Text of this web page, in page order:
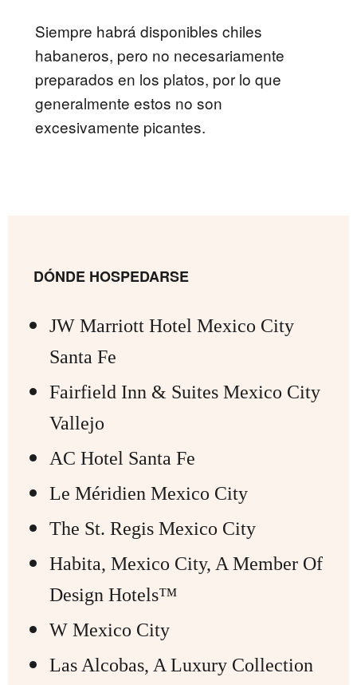
Siempre habrá disponibles chiles
habaneros, pero no necesariamente
preparados en los platos, por lo que
generalmente estos no son
excesivamente picantes.
DÓNDE HOSPEDARSE
JW Marriott Hotel Mexico City
Santa Fe
Fairfield Inn & Suites Mexico City
Vallejo
AC Hotel Santa Fe
Le Méridien Mexico City
The St. Regis Mexico City
Habita, Mexico City, A Member Of
Design Hotels™
W Mexico City
Las Alcobas, A Luxury Collection